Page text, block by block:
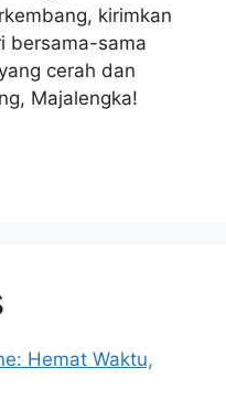
kirimkan
bersama-sama
cerah dan
Majalengka!
Hemat Waktu,